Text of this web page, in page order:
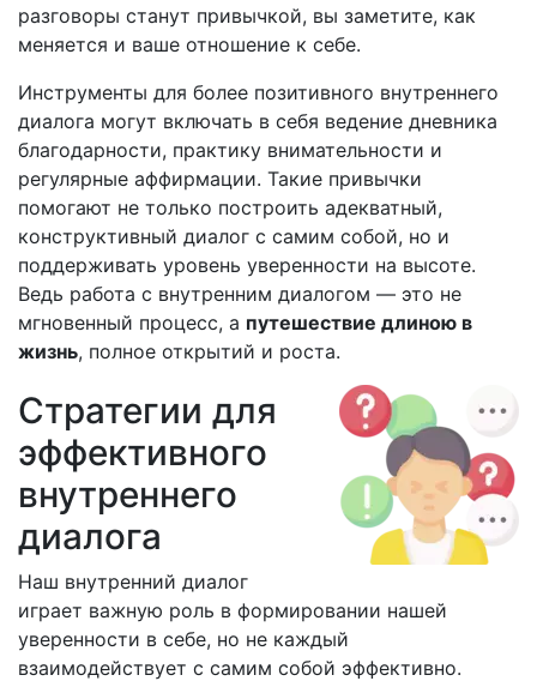
разговоры станут привычкой, вы заметите, как
меняется и ваше отношение к себе.
Инструменты для более позитивного внутреннего
диалога могут включать в себя ведение дневника
благодарности, практику внимательности и
регулярные аффирмации. Такие привычки
помогают не только построить адекватный,
конструктивный диалог с самим собой, но и
поддерживать уровень уверенности на высоте.
Ведь работа с внутренним диалогом — это не
мгновенный процесс, а путешествие длиною в
жизнь, полное открытий и роста.
Стратегии для
эффективного
внутреннего
диалога
Наш внутренний диалог
играет важную роль в формировании нашей
уверенности в себе, но не каждый
взаимодействует с самим собой эффективно.